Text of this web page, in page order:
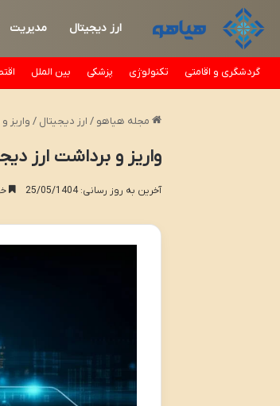
ارز دیجیتال مدیریت
گردشگری و اقامتی تکنولوژی پزشکی بین الملل
مجله هیاهو / ارز دیجیتال / واریز
واریز و برداشت ارز
آخرین به روز رسانی: 25/05/1404